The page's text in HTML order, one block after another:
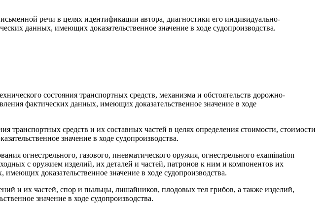
речи в целях идентификации автора, диагностики его индивидуально-
данных, имеющих доказатель­ственное значение в ходе судопроизводства.
состояния транспортных средств, механизма и обстоятельств дорожно-
фактических данных, имею­щих доказательственное значение в ходе
транспортных средств и их составных частей в целях определения стоимости, стоимости
значение в ходе судопроизводства.
огнестрельного, газового, пневматического оружия, огнестрельного examination
с оружием изделий, их деталей и частей, патронов к ним и компонентов их
доказательственное значение в ходе судопроизводства.
и их частей, спор и пыльцы, лишайников, плодовых тел грибов, а также изделий,
значение в ходе судопроиз­водства.